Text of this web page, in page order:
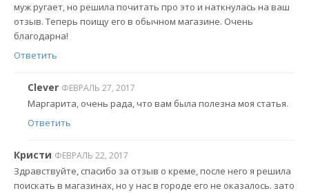
муж ругает, но решила почитать про это и наткнулась на ваш
отзыв. Теперь поищу его в обычном магазине. Очень
благодарна!
Ответить
Clever ФЕВРАЛЬ 27, 2017
Маргарита, очень рада, что вам была полезна моя статья.
Ответить
Кристи ФЕВРАЛЬ 22, 2017
Здравствуйте, спасибо за отзыв о креме, после него я решила
поискать в магазинах, но у нас в городе его не оказалось. зато